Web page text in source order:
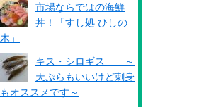
市場ならではの海鮮
丼！「すし処 ひしの
木」
キス・シロギス ～
天ぷらもいいけど刺身
もオススメです～